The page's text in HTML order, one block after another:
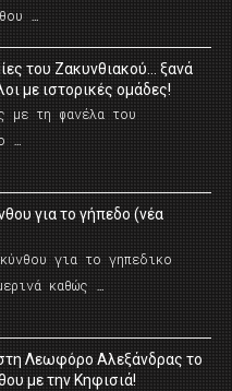
…
του Ζακυνθιακού… ξανά
με ιστορικές ομάδες!
με τη φανέλα του
…
για το γήπεδο (νέα
για το γηπεδικο
καθώς …
Λεωφόρο Αλεξάνδρας το
με την Κηφισιά!